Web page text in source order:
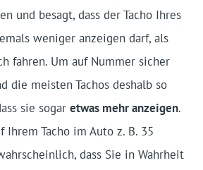
und besagt, dass der Tacho Ihres
weniger anzeigen darf, als
fahren. Um auf Nummer sicher
die meisten Tachos deshalb so
sie sogar etwas mehr anzeigen.
Ihrem Tacho im Auto z. B. 35
dass Sie in Wahrheit